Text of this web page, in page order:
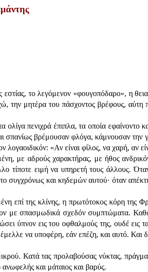
το λεγόμενον «φουγοπόδαρο», η
την μητέρα του πάσχοντος βρέφους, αύτη
πενιχρά έπιπλα, τα οποία εφαίνοντο
σπανίως βρέμουσαν φλόγα, κάμνουσαν την
λογαοιδικόν: «Αν είναι φίλος, να χαρή, αν
με αδρούς χαρακτήρας, με ήθος
τίποτε ειμή να υπηρετή τους άλλους.
συγχρόνως και κηδεμών αυτού· όταν
επί της κλίνης, η πρωτότοκος κόρη της
με σπασμωδικά σχεδόν συμπτώματα.
ύπνον εις του οφθαλμούς της, ουδέ
να υποφέρη, εάν επέζη, και αυτό. Και
Κατά τας προλαβούσας νύκτας,
ανωφελής και μάταιος και βαρύς.